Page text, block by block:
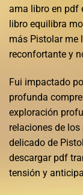
ama libro en pdf
libro equilibra
más Pistolar me
reconfortante y
Fui impactado
profunda
exploración
relaciones de
delicado de
descargar pdf
tensión y